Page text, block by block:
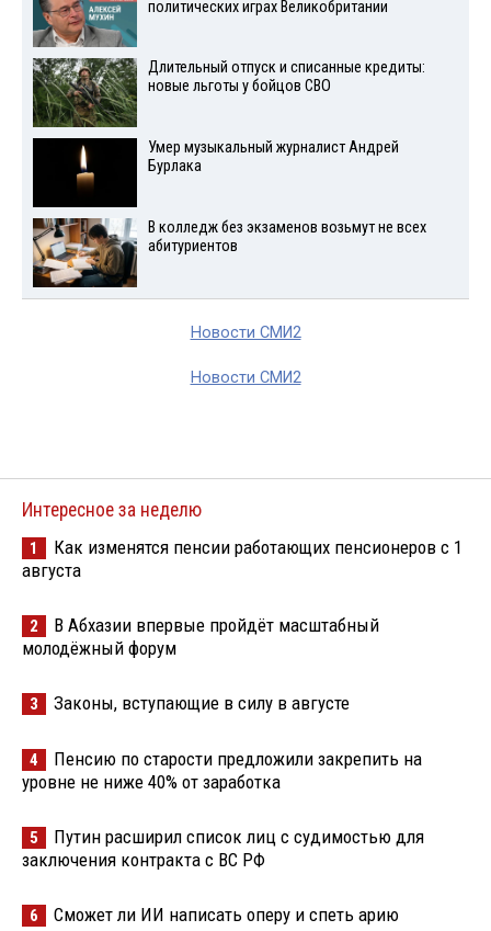
политических играх Великобритании
Длительный отпуск и списанные кредиты:
новые льготы у бойцов СВО
Умер музыкальный журналист Андрей
Бурлака
В колледж без экзаменов возьмут не всех
абитуриентов
Новости СМИ2
Новости СМИ2
Интересное за неделю
1
Как изменятся пенсии работающих пенсионеров с 1
августа
2
В Абхазии впервые пройдёт масштабный
молодёжный форум
3 Законы, вступающие в силу в августе
4
Пенсию по старости предложили закрепить на
уровне не ниже 40% от заработка
5
Путин расширил список лиц с судимостью для
заключения контракта с ВС РФ
6 Сможет ли ИИ написать оперу и спеть арию